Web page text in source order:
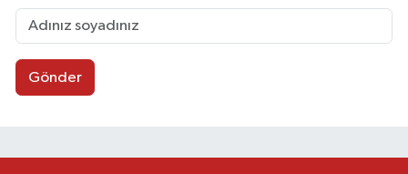
Gönder